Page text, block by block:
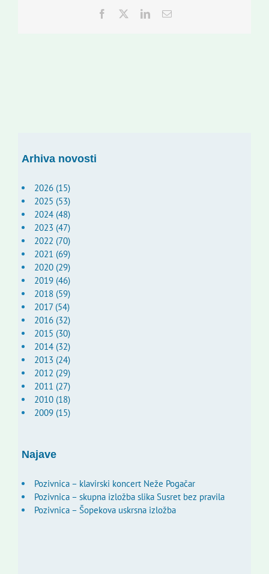
Facebook
TwitterLinkedInEmail:
Arhiva novosti
2026 (15)
2025 (53)
2024 (48)
2023 (47)
2022 (70)
2021 (69)
2020 (29)
2019 (46)
2018 (59)
2017 (54)
2016 (32)
2015 (30)
2014 (32)
2013 (24)
2012 (29)
2011 (27)
2010 (18)
2009 (15)
Najave
Pozivnica – klavirski koncert Neže Pogačar
Pozivnica – skupna izložba slika Susret bez pravila
Pozivnica – Šopekova uskrsna izložba